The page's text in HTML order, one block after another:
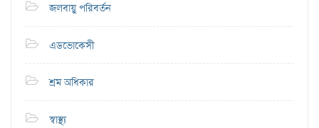
জলবায়ু পরিবর্তন
এডভোকেসী
শ্রম অধিকার
স্বাস্থ্য